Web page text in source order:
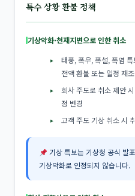
특수 상황 환불 정책
기상악화·천재지변으로 인한 취소
태풍, 폭우, 폭설, 폭염
전액 환불 또는 일정 재
회사 주도로 취소 제안
정 변경
고객 주도 기상 취소 시
기상 특보는 기상청 공식 발
기상악화로 인정되지 않습니다.